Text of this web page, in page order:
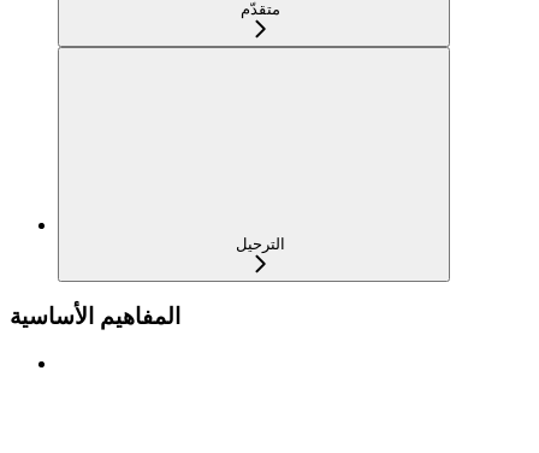
متقدّم
الترحيل
المفاهيم الأساسية